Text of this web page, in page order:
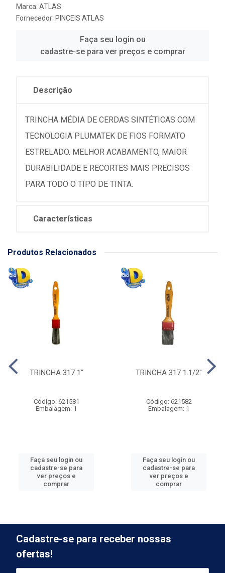
Marca: ATLAS
Fornecedor: PINCEIS ATLAS
Faça seu login ou
cadastre-se para ver preços e comprar
Descrição
TRINCHA MÉDIA DE CERDAS SINTÉTICAS COM
TECNOLOGIA PLUMATEK DE FIOS FORMATO
ESTRELADO. MELHOR ACABAMENTO, MAIOR
DURABILIDADE E RECORTES MAIS PRECISOS
PARA TODO O TIPO DE TINTA.
Características
Produtos Relacionados
TRINCHA 317 1''
Código: 621581
Embalagem: 1
Faça seu login ou
cadastre-se para
ver preços e
comprar
TRINCHA 317 1.1/2''
Código: 621582
Embalagem: 1
Faça seu login ou
cadastre-se para
ver preços e
comprar
Cadastre-se para receber nossas
ofertas!